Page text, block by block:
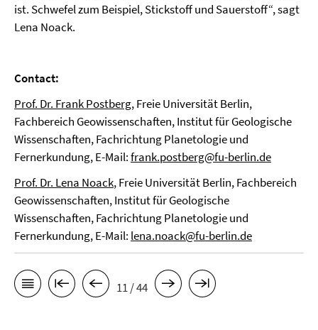
ist. Schwefel zum Beispiel, Stickstoff und Sauerstoff“, sagt
Lena Noack.
Contact:
Prof. Dr. Frank Postberg, Freie Universität Berlin,
Fachbereich Geowissenschaften, Institut für Geologische
Wissenschaften, Fachrichtung Planetologie und
Fernerkundung, E-Mail:frank.postberg@fu-berlin.de
Prof. Dr. Lena Noack, Freie Universität Berlin, Fachbereich
Geowissenschaften, Institut für Geologische
Wissenschaften, Fachrichtung Planetologie und
Fernerkundung, E-Mail: lena.noack@fu-berlin.de
11 / 44